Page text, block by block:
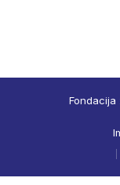
Fondacija